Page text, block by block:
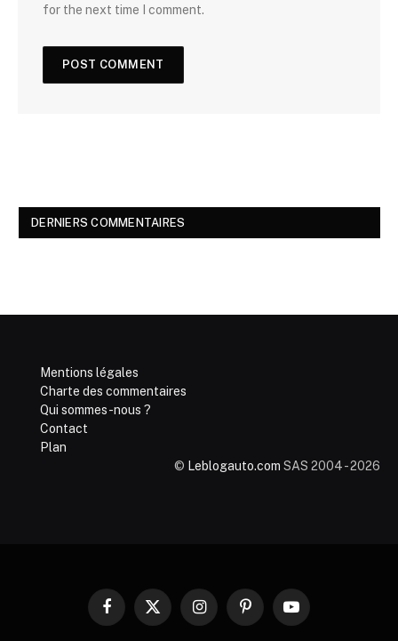
for the next time I comment.
DERNIERS COMMENTAIRES
Mentions légales
Charte des commentaires
Qui sommes-nous ?
Contact
Plan
© Leblogauto.com SAS 2004 - 2026
Facebook
X
InstagramPinterestYouTube